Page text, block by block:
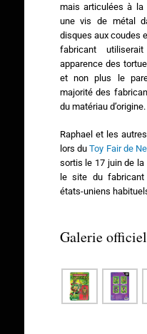
mais articulées à la
une vis de métal
disques aux coudes
fabricant
apparence des
et non plus le
majorité des
du matériau d’origine.
Raphael et les
lors duToy Fair de
sortis le 17 juin de
le site du fabricant
états-uniens
Galerie